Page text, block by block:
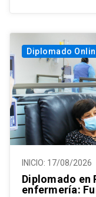
Diplomado
INICIO: 17/08/2026
Diplomado en
enfermería: